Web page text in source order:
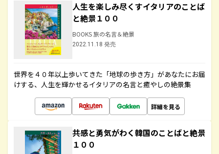
人生を楽しみ尽くすイタリアのことば
と絶景１００
BOOKS 旅の名言＆絶景
2022.11.18 発売
世界を４０年以上歩いてきた「地球の歩き方」があなたにお届
けする、人生を輝かせるイタリアの名言と癒やしの絶景集
詳細を見る
共感と勇気がわく韓国のことばと絶景
１００